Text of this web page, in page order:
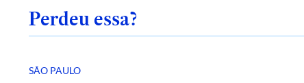
Perdeu essa?
SÃO PAULO